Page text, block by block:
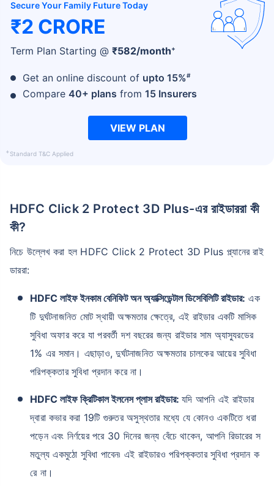
Secure Your Family Future Today
₹2 CRORE
Term Plan Starting @ ₹582/month+
Get an online discount of upto 15%#
Compare 40+ plans from 15 Insurers
VIEW PLAN
+Standard T&C Applied
HDFC Click 2 Protect 3D Plus-এর রাইডাররা কী
কী?
নিচে উল্লেখ করা হল HDFC Click 2 Protect 3D Plus প্ল্যানের রাই
ডাররা:
HDFC লাইফ ইনকাম বেনিফিট অন অ্যাক্সিডেন্টাল ডিসেবিলিটি রাইডার: এক
টি দুর্ঘটনাজনিত মোট স্থায়ী অক্ষমতার ক্ষেত্রে, এই রাইডার একটি মাসিক
সুবিধা অফার করে যা পরবর্তী দশ বছরের জন্য রাইডার সাম অ্যাস্যুরডের
1% এর সমান। এছাড়াও, দুর্ঘটনাজনিত অক্ষমতার চালকের আয়ের সুবিধা
পরিপক্কতার সুবিধা প্রদান করে না।
HDFC লাইফ ক্রিটিকাল ইলনেস প্লাস রাইডার: যদি আপনি এই রাইডার
দ্বারা কভার করা 19টি গুরুতর অসুস্থতার মধ্যে যে কোনও একটিতে ধরা
পড়েন এবং নির্ণয়ের পরে 30 দিনের জন্য বেঁচে থাকেন, আপনি রিডারের স
মতুল্য একমুঠো সুবিধা পাবেন৷ এই রাইডারও পরিপক্কতার সুবিধা প্রদান ক
রে না।